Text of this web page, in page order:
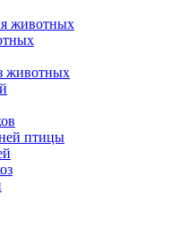
животных
животных
птицы